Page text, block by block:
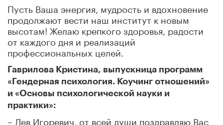
Пусть Ваша энергия, мудрость и вдохновение
продолжают вести наш институт к новым
высотам! Желаю крепкого здоровья, радости
от каждого дня и реализаций
профессиональных целей.
Гаврилова Кристина, выпускница программ
«Гендерная психология. Коучинг отношений»
и «Основы психологической науки и
практики»:
– Лев Игоревич, от всей души поздравляю Вас